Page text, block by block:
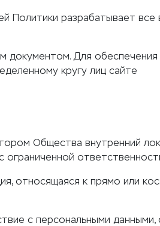
Политики разрабатывает
Для
кругу лиц сайте
Общества внутренний
ограниченной
относящаяся к прямо или
с персональными